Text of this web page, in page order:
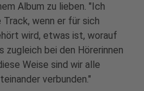
Album zu lieben. "Ich
wenn er für sich
wird, etwas ist, worauf
zugleich bei den Hörerinnen
Weise sind wir alle
verbunden."